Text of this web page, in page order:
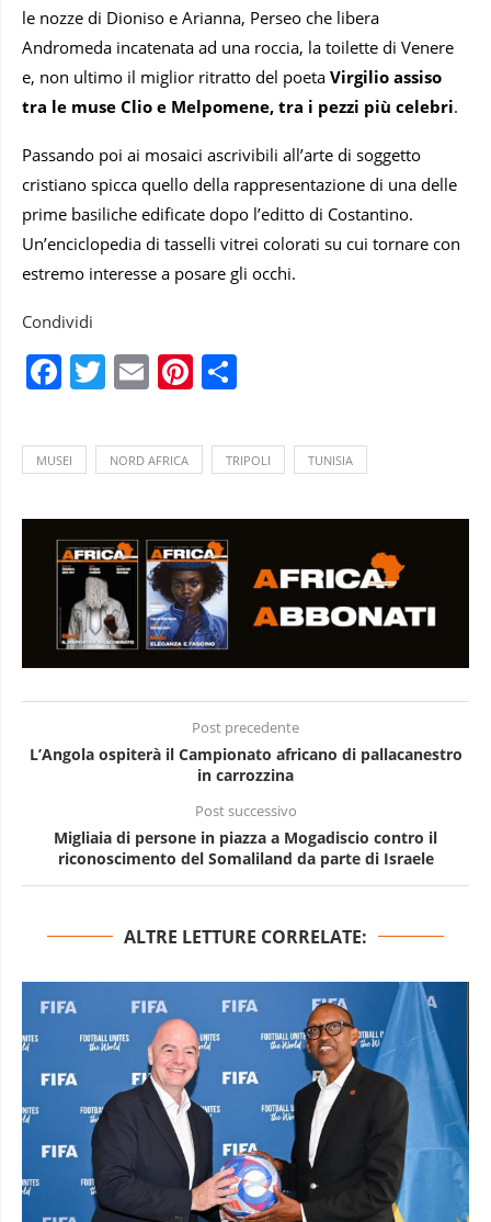
le nozze di Dioniso e Arianna, Perseo che libera
Andromeda incatenata ad una roccia, la toilette di Venere
e, non ultimo il miglior ritratto del poeta Virgilio assiso
tra le muse Clio e Melpomene, tra i pezzi più celebri.
Passando poi ai mosaici ascrivibili all’arte di soggetto
cristiano spicca quello della rappresentazione di una delle
prime basiliche edificate dopo l’editto di Costantino.
Un’enciclopedia di tasselli vitrei colorati su cui tornare con
estremo interesse a posare gli occhi.
Condividi
Facebook
Twitter
EmailPinterest
MUSEI NORD AFRICA TRIPOLI TUNISIA
Post precedente
L’Angola ospiterà il Campionato africano di pallacanestro
in carrozzina
Post successivo
Migliaia di persone in piazza a Mogadiscio contro il
riconoscimento del Somaliland da parte di Israele
ALTRE LETTURE CORRELATE: